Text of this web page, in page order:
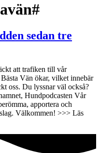
sedan tre
att trafiken till vår
Vän ökar, vilket innebär
oss. Du lyssnar väl också?
Hundpodcasten Vår
apportera och
Välkommen! >>> Läs